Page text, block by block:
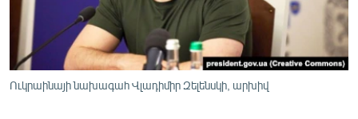
ՄԻՋԱԶԳԱՅԻՆ
ՄՇԱԿՈՒՅԹ
ՍՊՈՐՏ
Ուկրաինայի նախագահ Վլադիմիր Զելենսկի, արխիվ